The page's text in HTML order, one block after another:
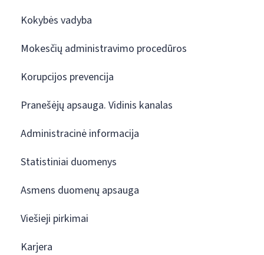
Kokybės vadyba
Mokesčių administravimo procedūros
Korupcijos prevencija
Pranešėjų apsauga. Vidinis kanalas
Administracinė informacija
Statistiniai duomenys
Asmens duomenų apsauga
Viešieji pirkimai
Karjera